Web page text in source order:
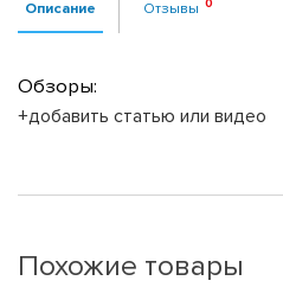
Описание Отзывы
Обзоры:
+добавить статью или видео
Похожие товары